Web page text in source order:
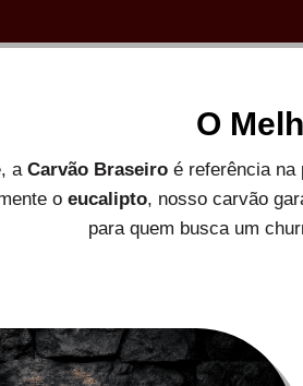
O
a Carvão Braseiro é referência na
o eucalipto, nosso carvão
para quem busca um